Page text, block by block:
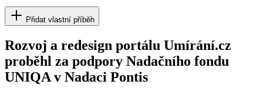
Přidat vlastní příběh
Rozvoj a redesign portálu Umírání.cz
proběhl za podpory Nadačního fondu
UNIQA v Nadaci Pontis